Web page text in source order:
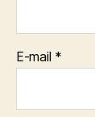
E-mail *